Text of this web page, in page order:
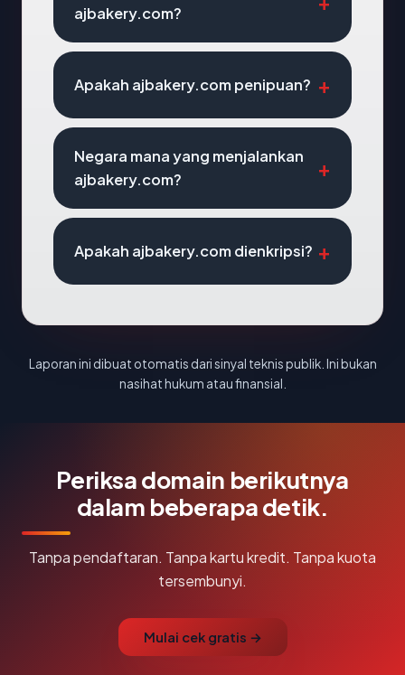
ajbakery.com?
Apakah ajbakery.com penipuan?
Negara mana yang menjalankan
ajbakery.com?
Apakah ajbakery.com dienkripsi?
Laporan ini dibuat otomatis dari sinyal teknis publik. Ini bukan
nasihat hukum atau finansial.
Periksa domain berikutnya
dalam beberapa detik.
Tanpa pendaftaran. Tanpa kartu kredit. Tanpa kuota
tersembunyi.
Mulai cek gratis →